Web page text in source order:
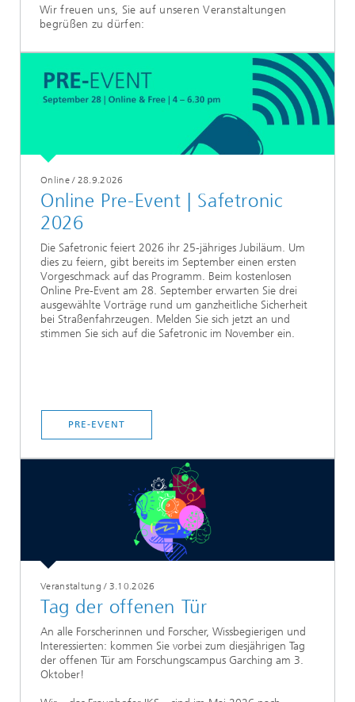
Wir freuen uns, Sie auf unseren Veranstaltungen
begrüßen zu dürfen:
Online/ 28.9.2026
Online Pre-Event | Safetronic
2026
Die Safetronic feiert 2026 ihr 25-jähriges Jubiläum. Um
dies zu feiern, gibt bereits im September einen ersten
Vorgeschmack auf das Programm. Beim kostenlosen
Online Pre-Event am 28. September erwarten Sie drei
ausgewählte Vorträge rund um ganzheitliche Sicherheit
bei Straßenfahrzeugen. Melden Sie sich jetzt an und
stimmen Sie sich auf die Safetronic im November ein.
PRE-EVENT
Veranstaltung / 3.10.2026
Tag der offenen Tür
An alle Forscherinnen und Forscher, Wissbegierigen und
Interessierten: kommen Sie vorbei zum diesjährigen Tag
der offenen Tür am Forschungscampus Garching am 3.
Oktober!